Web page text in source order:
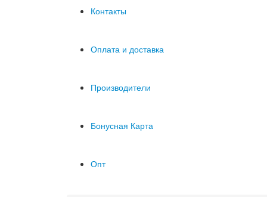
Контакты
Оплата и доставка
Производители
Бонусная Карта
Опт